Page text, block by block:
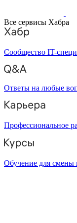
Все сервисы Хабра
Сообщество IT-
Ответы на любые
Профессиональное
Обучение для смены